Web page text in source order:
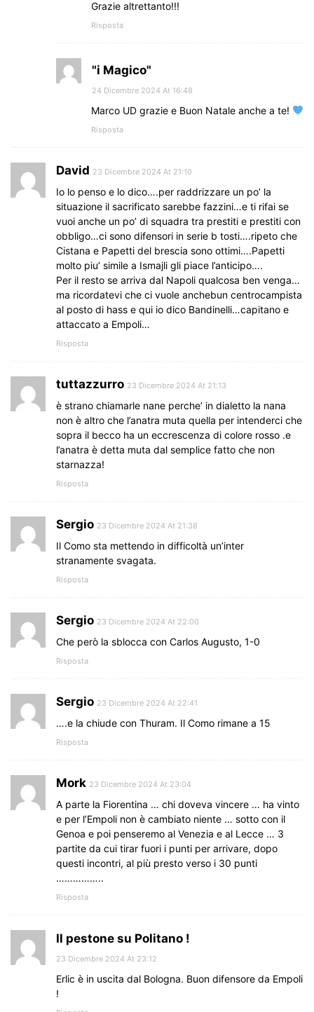
Grazie altrettanto!!!
Risposta
"i Magico"
24 Dicembre 2024 At 16:48
Marco UD grazie e Buon Natale anche a te!
Risposta
David 23 Dicembre 2024 At 21:10
Io lo penso e lo dico….per raddrizzare un po’ la
situazione il sacrificato sarebbe fazzini…e ti rifai se
vuoi anche un po’ di squadra tra prestiti e prestiti con
obbligo…ci sono difensori in serie b tosti….ripeto che
Cistana e Papetti del brescia sono ottimi….Papetti
molto piu’ simile a Ismajli gli piace l’anticipo….
Per il resto se arriva dal Napoli qualcosa ben venga…
ma ricordatevi che ci vuole anchebun centrocampista
al posto di hass e qui io dico Bandinelli…capitano e
attaccato a Empoli…
Risposta
tuttazzurro 23 Dicembre 2024 At 21:13
è strano chiamarle nane perche’ in dialetto la nana
non è altro che l’anatra muta quella per intenderci che
sopra il becco ha un eccrescenza di colore rosso .e
l’anatra è detta muta dal semplice fatto che non
starnazza!
Risposta
Sergio 23 Dicembre 2024 At 21:38
Il Como sta mettendo in difficoltà un’inter
stranamente svagata.
Risposta
Sergio 23 Dicembre 2024 At 22:00
Che però la sblocca con Carlos Augusto, 1-0
Risposta
Sergio 23 Dicembre 2024 At 22:41
….e la chiude con Thuram. Il Como rimane a 15
Risposta
Mork 23 Dicembre 2024 At 23:04
A parte la Fiorentina … chi doveva vincere … ha vinto
e per l’Empoli non è cambiato niente … sotto con il
Genoa e poi penseremo al Venezia e al Lecce … 3
partite da cui tirar fuori i punti per arrivare, dopo
questi incontri, al più presto verso i 30 punti
……………..
Risposta
Il pestone su Politano !
23 Dicembre 2024 At 23:12
Erlic è in uscita dal Bologna. Buon difensore da Empoli
!